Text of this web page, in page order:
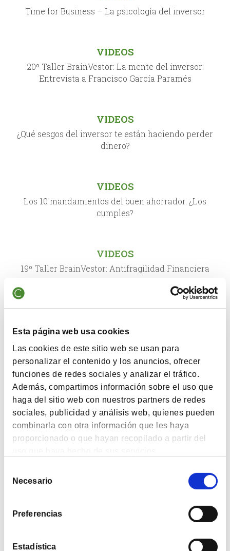
Esta página web usa cookies
Las cookies de este sitio web se usan para
personalizar el contenido y los anuncios, ofrecer
funciones de redes sociales y analizar el tráfico.
Además, compartimos información sobre el uso que
haga del sitio web con nuestros partners de redes
sociales, publicidad y análisis web, quienes pueden
combinarla con otra información que les haya
proporcionado o que hayan recopilado a partir del
deNecesario
Preferencias
Estadística
Time for Business – La psicología del inversor
VIDEOS
20º Taller BrainVestor: La mente del inversor:
Entrevista a Francisco García Paramés
VIDEOS
¿Qué sesgos del inversor te están haciendo perder
dinero?
VIDEOS
Los 10 mandamientos del buen ahorrador. ¿Los
cumples?
VIDEOS
19º Taller BrainVestor: Antifragilidad Financiera
VIDEOS
las emociones hacen con tu dinero
VIDEOS
17º Taller BrainVestor: Por qué tu cerebro decide
antes que tú
VIDEOS
16º Taller BrainVestor: Mesa redonda jóvenes
La IA y el mundo de la inversión: ¿herramienta o